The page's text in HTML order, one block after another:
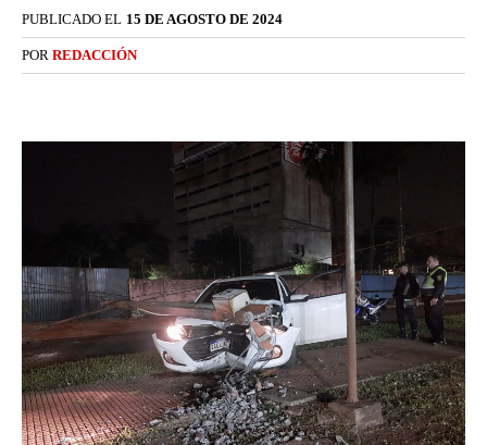
PUBLICADO EL 15 DE AGOSTO DE 2024
POR REDACCIÓN